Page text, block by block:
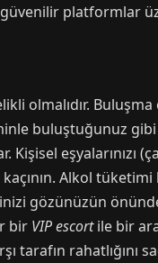
platformlar
olmalıdır. Buluşma
buluştuğunuz
Kişisel eşyalarınızı
Alkol
gözünüzün
bir VIP escortile bir
tarafın rahatlığını